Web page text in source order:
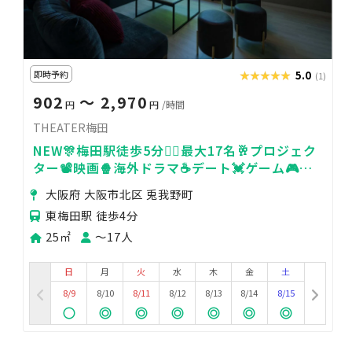
即時予約 ★★★★★
★★★★★ 5.0 (1)
902 円〜 2,970 円 /時間
THEATER梅田
NEW🎊梅田駅徒歩5分🚶‍♀️最大17名🥂プロジェク
ター📽️映画🍿海外ドラマ☕️デート💓ゲーム🎮女
子会💗タコパ🐙推し活🌟飲み会🍻ママ会🧚
大阪府 大阪市北区 兎我野町
東梅田駅 徒歩4分
25㎡
〜17人
日
8/9
月
8/10
火
8/11
水
8/12
木
8/13
金
8/14
土
8/15